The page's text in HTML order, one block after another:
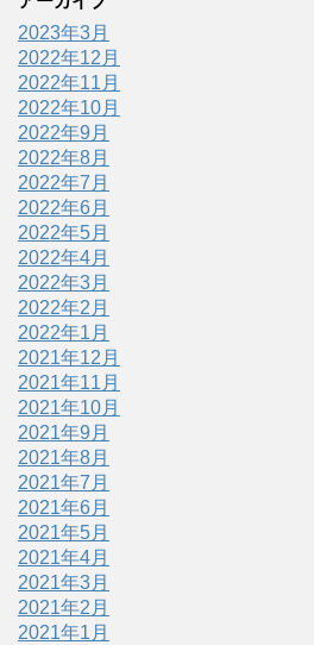
2023年3月
2022年12月
2022年11月
2022年10月
2022年9月
2022年8月
2022年7月
2022年6月
2022年5月
2022年4月
2022年3月
2022年2月
2022年1月
2021年12月
2021年11月
2021年10月
2021年9月
2021年8月
2021年7月
2021年6月
2021年5月
2021年4月
2021年3月
2021年2月
2021年1月